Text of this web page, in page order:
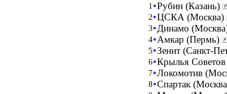
1 Рубин (Казань)
2 ЦСКА (Москва)
3 Динамо
4 Амкар (Пермь)
5 Зенит (Санкт-
6 Крылья
7 Локомотив
8 Спартак